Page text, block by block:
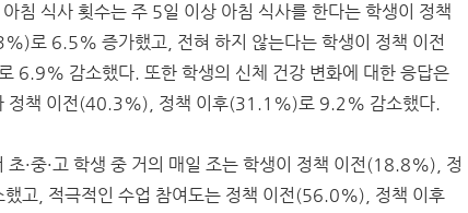
침 식사 횟수는 주 5일 이상 아침 식사를 한다는 학생이 정책
로 6.5% 증가했고, 전혀 하지 않는다는 학생이 정책 이전
감소했다. 또한 학생의 신체 건강 변화에 대한 응답은
정책 이전(40.3%), 정책 이후(31.1%)로 9.2% 감소했다.
초·중·고 학생 중 거의 매일 조는 학생이 정책 이전(18.8%), 정
고, 적극적인 수업 참여도는 정책 이전(56.0%), 정책 이후